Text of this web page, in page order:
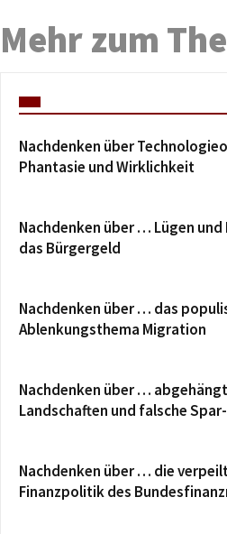
Mehr zum
Nachdenken über
Phantasie und Wirklichkeit
Nachdenken über … Lügen und
das Bürgergeld
Nachdenken über … das
Ablenkungsthema Migration
Nachdenken über …
Landschaften und falsche
Nachdenken über … die
Finanzpolitik des